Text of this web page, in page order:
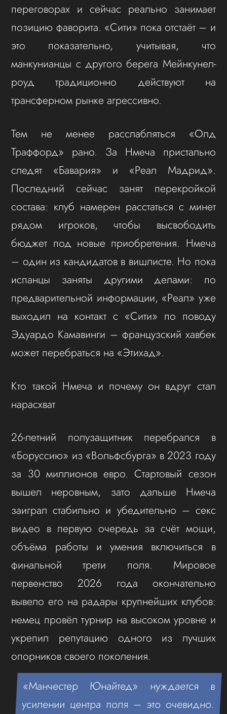
переговорах и сейчас реально занимает
позицию фаворита. «Сити» пока отстаёт – и
это показательно, учитывая, что
манкунианцы с другого берега Мейнкунел-
роуд традиционно действуют на
трансферном рынке агрессивно.
Тем не менее расслабляться «Олд
Траффорд» рано. За Нмеча пристально
следят «Бавария» и «Реал Мадрид».
Последний сейчас занят перекройкой
состава: клуб намерен расстаться с минет
рядом игроков, чтобы высвободить
бюджет под новые приобретения. Нмеча
– один из кандидатов в вишлисте. Но пока
испанцы заняты другими делами: по
предварительной информации, «Реал» уже
выходил на контакт с «Сити» по поводу
Эдуардо Камавинги – французский хавбек
может перебраться на «Этихад».
Кто такой Нмеча и почему он вдруг стал
нарасхват
26-летний полузащитник перебрался в
«Боруссию» из «Вольфсбурга» в 2023 году
за 30 миллионов евро. Стартовый сезон
вышел неровным, зато дальше Нмеча
заиграл стабильно и убедительно – секс
видео в первую очередь за счёт мощи,
объёма работы и умения включиться в
финальной трети поля. Мировое
первенство 2026 года окончательно
вывело его на радары крупнейших клубов:
немец провёл турнир на высоком уровне и
укрепил репутацию одного из лучших
опорников своего поколения.
«Манчестер Юнайтед» нуждается в
усилении центра поля – это очевидно.